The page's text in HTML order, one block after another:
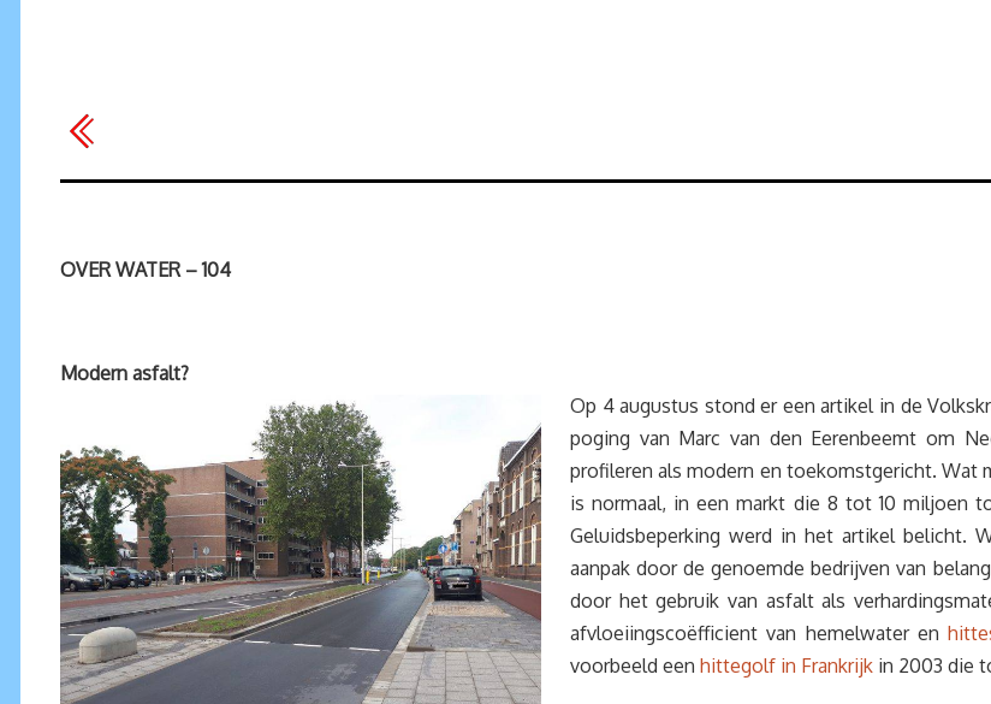
OVER WATER – 104
Modern asfalt?
Op 4 augustus stond er een artikel in de
poging van Marc van den Eerenbeemt om
profileren als modern en toekomstgericht. Wat
is normaal, in een markt die 8 tot 10 miljoen
Geluidsbeperking werd in het artikel belicht.
aanpak door de genoemde bedrijven van
door het gebruik van asfalt als
afvloeiingscoëfficient van hemelwater en
voorbeeld een hittegolf in Frankrijk in 2003 die